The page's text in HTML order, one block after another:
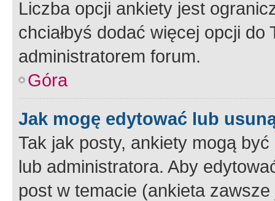
Liczba opcji ankiety jest
chciałbyś dodać więcej opcji
administratorem forum.
Góra
Jak mogę edytować lub
Tak jak posty, ankiety mogą
lub administratora. Aby
post w temacie (ankieta